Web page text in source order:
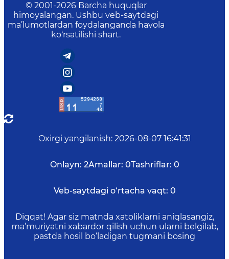
© 2001-2026 Barcha huquqlar
himoyalangan. Ushbu veb-saytdagi
ma’lumotlardan foydalanganda havola
ko‘rsatilishi shart.
Oxirgi yangilanish: 2026-08-07 16:41:31
Onlayn: 2Amallar: 0Tashriflar: 0
Veb-saytdagi o‘rtacha vaqt: 0
Diqqat! Agar siz matnda xatoliklarni aniqlasangiz,
ma’muriyatni xabardor qilish uchun ularni belgilab,
pastda hosil bo‘ladigan tugmani bosing